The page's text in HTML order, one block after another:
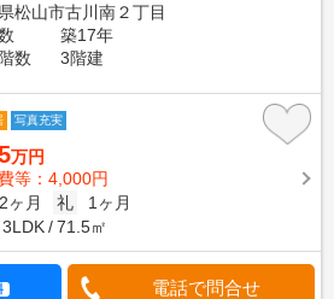
松山市古川南２丁目
築17年
数
3階建
写真充実
万円
等：4,000円
2ヶ月 礼
1ヶ月
3LDK 71.5㎡
電話で問合せ